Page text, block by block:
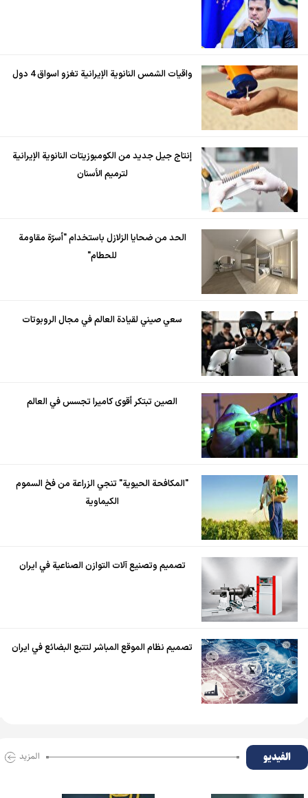
واقيات الشمس النانوية الإيرانية تغزو اسواق 4 دول
إنتاج جيل جديد من الكومبوزيتات النانوية الإيرانية
لترميم الأسنان
الحد من ضحايا الزلازل باستخدام "أسرّة مقاومة
للحطام"
سعي صيني لقيادة العالم في مجال الروبوتات
الصين تبتكر أقوى كاميرا تجسس في العالم
"المكافحة الحيوية" تنجي الزراعة من فخ السموم
الكيماوية
تصميم وتصنيع آلات التوازن الصناعية في ايران
تصميم نظام الموقع المباشر لتتبع البضائع في ايران
الفیدیو المزید